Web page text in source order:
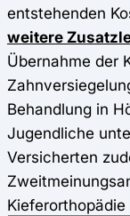
entstehenden
weitere
Übernahme der
Behandlung in
Jugendliche
Versicherten
Kieferorthopädie